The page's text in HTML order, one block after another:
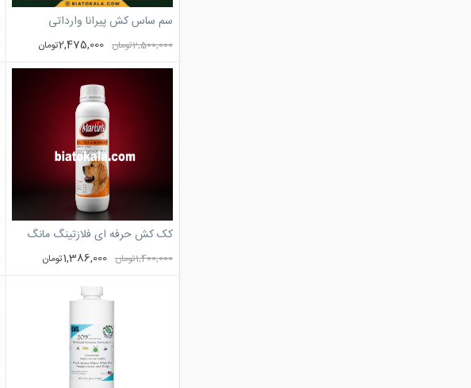
سم ساس کش پیرانا وارداتی
2,500,000تومان 2,475,000تومان
کک کش حرفه ای فلازتینگ مانگ
1,400,000تومان 1,386,000تومان